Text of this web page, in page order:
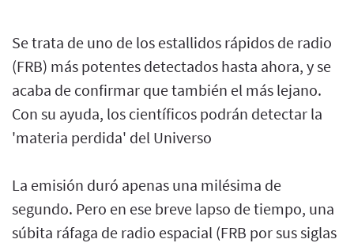
Se trata de uno de los estallidos rápidos de radio
(FRB) más potentes detectados hasta ahora, y se
acaba de confirmar que también el más lejano.
Con su ayuda, los científicos podrán detectar la
'materia perdida' del Universo
La emisión duró apenas una milésima de
segundo. Pero en ese breve lapso de tiempo, una
súbita ráfaga de radio espacial (FRB por sus siglas